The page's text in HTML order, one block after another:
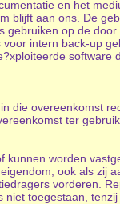
en het
blijft aan ons. De
gebruiken op de
intern back-up
software
die overeenkomst
ter
worden
ook als zij
vorderen.
toegestaan,